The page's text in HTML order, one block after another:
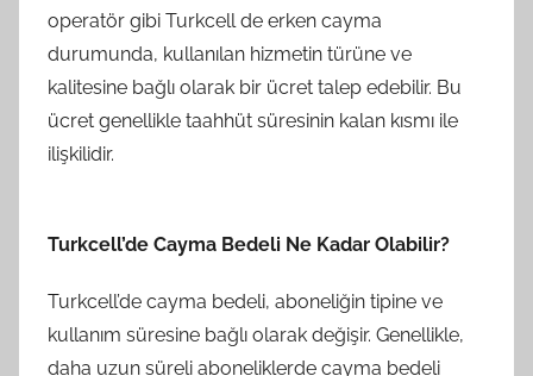
operatör gibi Turkcell de erken cayma
durumunda, kullanılan hizmetin türüne ve
kalitesine bağlı olarak bir ücret talep edebilir. Bu
ücret genellikle taahhüt süresinin kalan kısmı ile
ilişkilidir.
Turkcell’de Cayma Bedeli Ne Kadar Olabilir?
Turkcell’de cayma bedeli, aboneliğin tipine ve
kullanım süresine bağlı olarak değişir. Genellikle,
daha uzun süreli aboneliklerde cayma bedeli